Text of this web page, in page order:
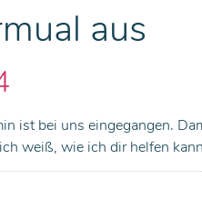
aus
ist bei uns eingegangen.
weiß, wie ich dir helfen